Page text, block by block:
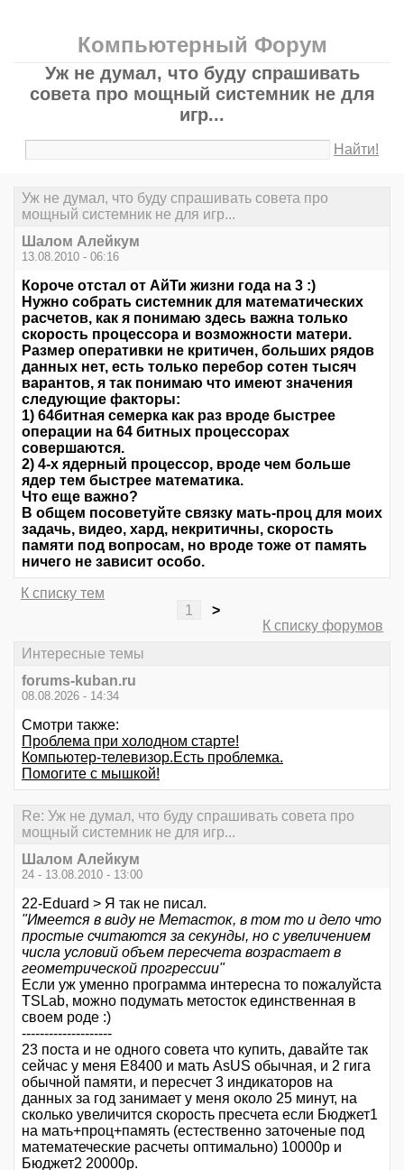
Компьютерный Форум
Уж не думал, что буду спрашивать
совета про мощный системник не для
игр...
Найти!
Уж не думал, что буду спрашивать совета про
мощный системник не для игр...
Шалом Алейкум
13.08.2010 - 06:16
Короче отстал от АйТи жизни года на 3 :)
Нужно собрать системник для математических
расчетов, как я понимаю здесь важна только
скорость процессора и возможности матери.
Размер оперативки не критичен, больших рядов
данных нет, есть только перебор сотен тысяч
варантов, я так понимаю что имеют значения
следующие факторы:
1) 64битная семерка как раз вроде быстрее
операции на 64 битных процессорах
совершаются.
2) 4-х ядерный процессор, вроде чем больше
ядер тем быстрее математика.
Что еще важно?
В общем посоветуйте связку мать-проц для моих
задачь, видео, хард, некритичны, скорость
памяти под вопросам, но вроде тоже от память
ничего не зависит особо.
К списку тем
1
>
К списку форумов
Интересные темы
forums-kuban.ru
08.08.2026 - 14:34
Смотри также:
Проблема при холодном старте!
Компьютер-телевизор.Есть проблемка.
Помогите с мышкой!
Re: Уж не думал, что буду спрашивать совета про
мощный системник не для игр...
Шалом Алейкум
24 - 13.08.2010 - 13:00
22-Eduard > Я так не писал.
"Имеется в виду не Метасток, в том то и дело что
простые считаются за секунды, но с увеличением
числа условий объем пересчета возрастает в
геометрической прогрессии"
Если уж уменно программа интересна то пожалуйста
TSLab, можно подумать метосток единственная в
своем роде :)
--------------------
23 поста и не одного совета что купить, давайте так
сейчас у меня E8400 и мать AsUS обычная, и 2 гига
обычной памяти, и пересчет 3 индикаторов на
данных за год занимает у меня около 25 минут, на
сколько увеличится скорость пресчета если Бюджет1
на мать+проц+память (естественно заточеные под
математеческие расчеты оптимально) 10000р и
Бюджет2 20000р.